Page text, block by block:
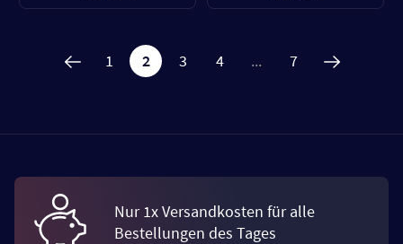
1 2 3 4 ... 7
Nur 1x Versandkosten für alle
Bestellungen des Tages